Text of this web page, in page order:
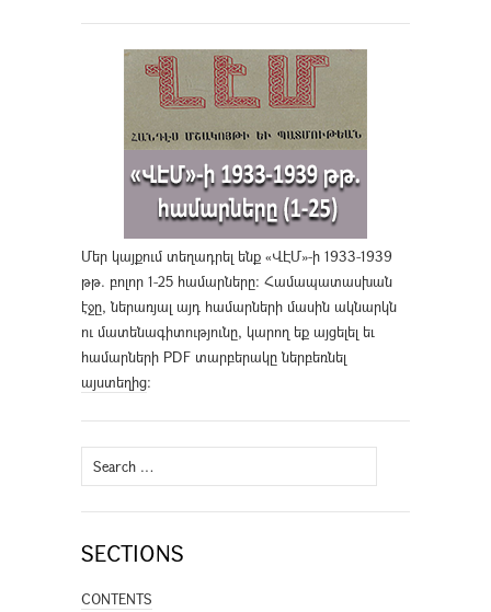
Մեր կայքում տեղադրել ենք «ՎԷՄ»-ի 1933-1939
թթ. բոլոր 1-25 համարները։ Համապատասխան
էջը, ներառյալ այդ համարների մասին ակնարկն
ու մատենագիտությունը, կարող եք այցելել եւ
համարների PDF տարբերակը ներբեռնել
այստեղից։
Search
for:
SECTIONS
CONTENTS